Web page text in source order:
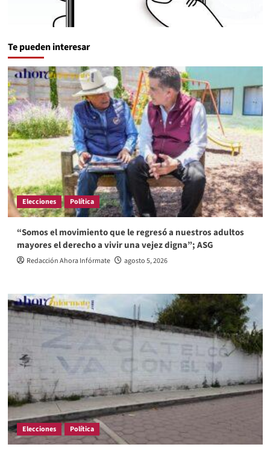
Te pueden interesar
Elecciones Política
“Somos el movimiento que le regresó a nuestros adultos
mayores el derecho a vivir una vejez digna”; ASG
Redacción Ahora Infórmate agosto 5, 2026
Elecciones Política